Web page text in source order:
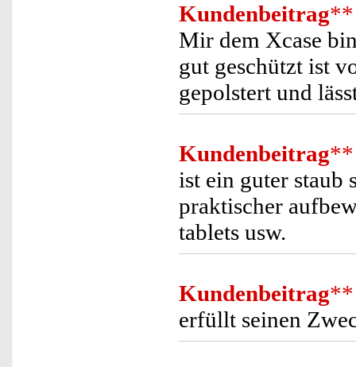
Kundenbeitrag**
Mir dem Xcase
gut geschützt ist
gepolstert und
Kundenbeitrag**
ist ein guter staub
praktischer
tablets usw.
Kundenbeitrag**
erfüllt seinen